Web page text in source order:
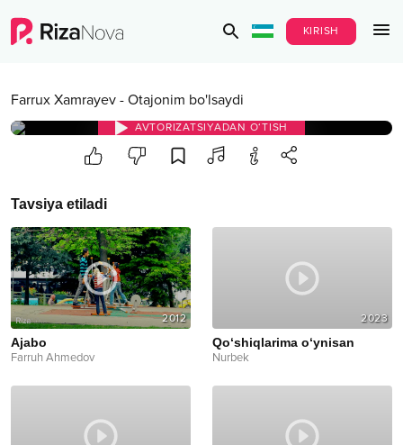
KIRISH
Farrux Xamrayev - Otajonim bo'lsaydi
AVTORIZATSIYADAN O‘TISH
Tavsiya etiladi
2012
Ajabo
Farruh Ahmedov
2023
Qo‘shiqlarima o‘ynisan
Nurbek